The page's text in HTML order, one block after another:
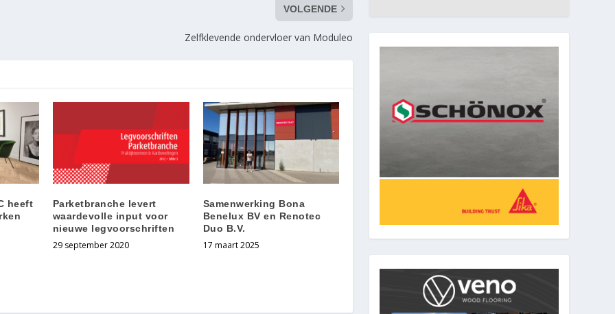
VOLGENDE
Zelfklevende ondervloer van Moduleo
heeft
Parketbranche levert
waardevolle input voor
nieuwe legvoorschriften
29 september 2020
Samenwerking Bona
Benelux BV en Renotec
Duo B.V.
17 maart 2025